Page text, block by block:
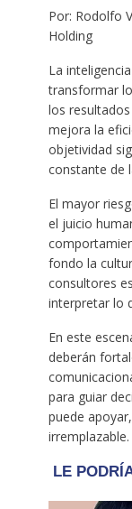
Por: Rodolfo
Holding
La
transformar
los
mejora la
objetividad
constante de
El mayor
el juicio
fondo la
consultores
interpretar lo
En este
deberán
para guiar
puede
irremplazable.